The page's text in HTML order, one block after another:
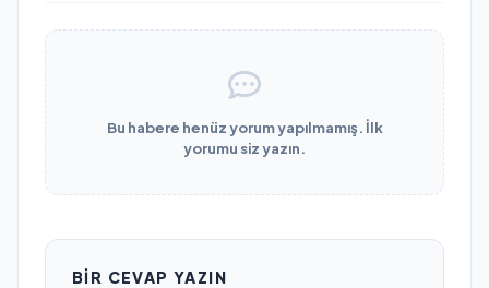
Bu habere henüz yorum yapılmamış. İlk
yorumu siz yazın.
BIR CEVAP YAZIN